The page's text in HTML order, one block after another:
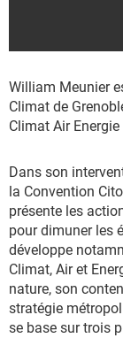
William Meunier
Climat de
Climat Air
Dans son
la Convention
présente les
pour dimuner les
développe
Climat, Air et
nature, son
stratégie
se base sur trois